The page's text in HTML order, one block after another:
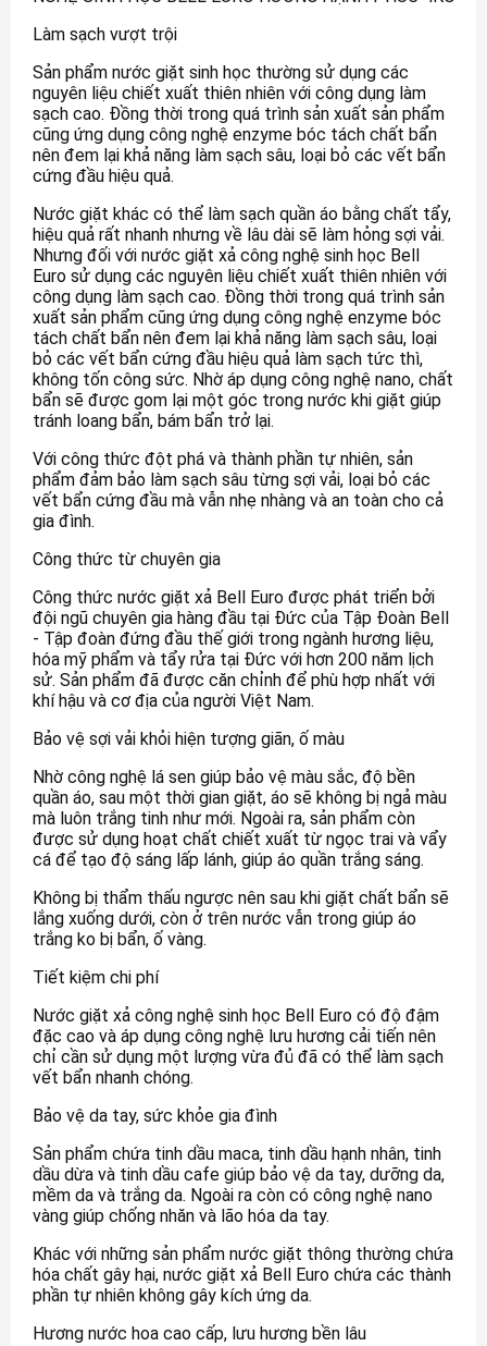
Làm sạch vượt trội
Sản phẩm nước giặt sinh học thường sử dụng các
nguyên liệu chiết xuất thiên nhiên với công dụng làm
sạch cao. Đồng thời trong quá trình sản xuất sản phẩm
cũng ứng dụng công nghệ enzyme bóc tách chất bẩn
nên đem lại khả năng làm sạch sâu, loại bỏ các vết bẩn
cứng đầu hiệu quả.
Nước giặt khác có thể làm sạch quần áo bằng chất tẩy,
hiệu quả rất nhanh nhưng về lâu dài sẽ làm hỏng sợi vải.
Nhưng đối với nước giặt xả công nghệ sinh học Bell
Euro sử dụng các nguyên liệu chiết xuất thiên nhiên với
công dụng làm sạch cao. Đồng thời trong quá trình sản
xuất sản phẩm cũng ứng dụng công nghệ enzyme bóc
tách chất bẩn nên đem lại khả năng làm sạch sâu, loại
bỏ các vết bẩn cứng đầu hiệu quả làm sạch tức thì,
không tốn công sức. Nhờ áp dụng công nghệ nano, chất
bẩn sẽ được gom lại một góc trong nước khi giặt giúp
tránh loang bẩn, bám bẩn trở lại.
Với công thức đột phá và thành phần tự nhiên, sản
phẩm đảm bảo làm sạch sâu từng sợi vải, loại bỏ các
vết bẩn cứng đầu mà vẫn nhẹ nhàng và an toàn cho cả
gia đình.
Công thức từ chuyên gia
Công thức nước giặt xả Bell Euro được phát triển bởi
đội ngũ chuyên gia hàng đầu tại Đức của Tập Đoàn Bell
- Tập đoàn đứng đầu thế giới trong ngành hương liệu,
hóa mỹ phẩm và tẩy rửa tại Đức với hơn 200 năm lịch
sử. Sản phẩm đã được căn chỉnh để phù hợp nhất với
khí hậu và cơ địa của người Việt Nam.
Bảo vệ sợi vải khỏi hiện tượng giãn, ố màu
Nhờ công nghệ lá sen giúp bảo vệ màu sắc, độ bền
quần áo, sau một thời gian giặt, áo sẽ không bị ngả màu
mà luôn trắng tinh như mới. Ngoài ra, sản phẩm còn
được sử dụng hoạt chất chiết xuất từ ngọc trai và vẩy
cá để tạo độ sáng lấp lánh, giúp áo quần trắng sáng.
Không bị thẩm thấu ngược nên sau khi giặt chất bẩn sẽ
lắng xuống dưới, còn ở trên nước vẫn trong giúp áo
trắng ko bị bẩn, ố vàng.
Tiết kiệm chi phí
Nước giặt xả công nghệ sinh học Bell Euro có độ đậm
đặc cao và áp dụng công nghệ lưu hương cải tiến nên
chỉ cần sử dụng một lượng vừa đủ đã có thể làm sạch
vết bẩn nhanh chóng.
Bảo vệ da tay, sức khỏe gia đình
Sản phẩm chứa tinh dầu maca, tinh dầu hạnh nhân, tinh
dầu dừa và tinh dầu cafe giúp bảo vệ da tay, dưỡng da,
mềm da và trắng da. Ngoài ra còn có công nghệ nano
vàng giúp chống nhăn và lão hóa da tay.
Khác với những sản phẩm nước giặt thông thường chứa
hóa chất gây hại, nước giặt xả Bell Euro chứa các thành
phần tự nhiên không gây kích ứng da.
Hương nước hoa cao cấp, lưu hương bền lâu